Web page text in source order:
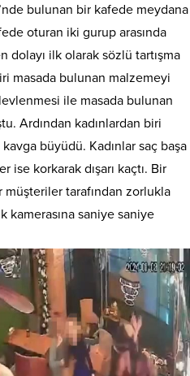
bulunan bir kafede meydana
oturan iki gurup arasında
ilk olarak sözlü tartışma
masada bulunan malzemeyi
ile masada bulunan
Ardından kadınlardan biri
büyüdü. Kadınlar saç başa
ise korkarak dışarı kaçtı. Bir
müşteriler tarafından zorlukla
kamerasına saniye saniye